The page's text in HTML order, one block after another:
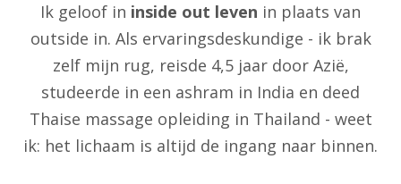
Ik geloof in inside out leven in plaats van
outside in. Als ervaringsdeskundige - ik brak
zelf mijn rug, reisde 4,5 jaar door Azië,
studeerde in een ashram in India en deed
Thaise massage opleiding in Thailand - weet
ik: het lichaam is altijd de ingang naar binnen.